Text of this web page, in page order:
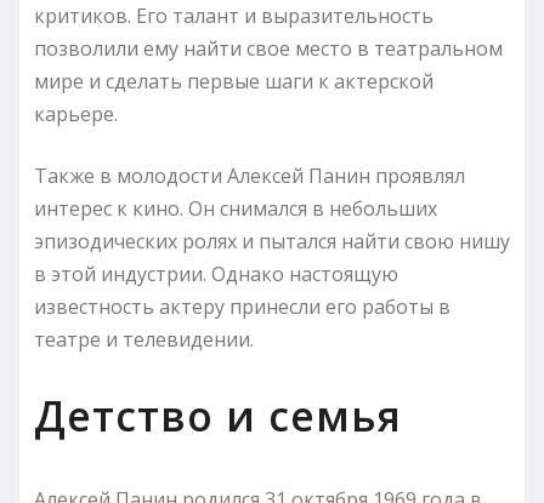
критиков. Его талант и выразительность
позволили ему найти свое место в театральном
мире и сделать первые шаги к актерской
карьере.
Также в молодости Алексей Панин проявлял
интерес к кино. Он снимался в небольших
эпизодических ролях и пытался найти свою нишу
в этой индустрии. Однако настоящую
известность актеру принесли его работы в
театре и телевидении.
Детство и семья